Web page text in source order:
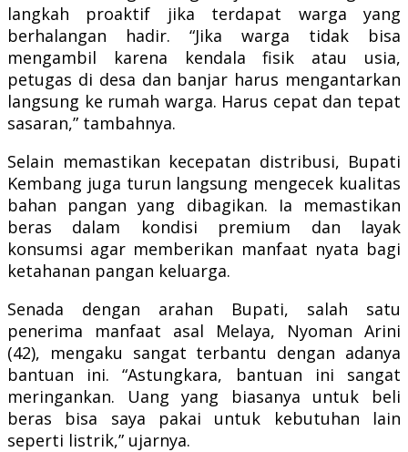
langkah proaktif jika terdapat warga yang
berhalangan hadir. “Jika warga tidak bisa
mengambil karena kendala fisik atau usia,
petugas di desa dan banjar harus mengantarkan
langsung ke rumah warga. Harus cepat dan tepat
sasaran,” tambahnya.
Selain memastikan kecepatan distribusi, Bupati
Kembang juga turun langsung mengecek kualitas
bahan pangan yang dibagikan. Ia memastikan
beras dalam kondisi premium dan layak
konsumsi agar memberikan manfaat nyata bagi
ketahanan pangan keluarga.
Senada dengan arahan Bupati, salah satu
penerima manfaat asal Melaya, Nyoman Arini
(42), mengaku sangat terbantu dengan adanya
bantuan ini. “Astungkara, bantuan ini sangat
meringankan. Uang yang biasanya untuk beli
beras bisa saya pakai untuk kebutuhan lain
seperti listrik,” ujarnya.